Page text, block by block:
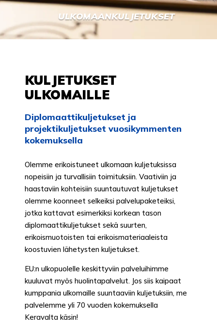
ULKOMAANKULJETUKSET
KULJETUKSET
ULKOMAILLE
Diplomaattikuljetukset ja
projektikuljetukset vuosikymmenten
kokemuksella
Olemme erikoistuneet ulkomaan kuljetuksissa
nopeisiin ja turvallisiin toimituksiin. Vaativiin ja
haastaviin kohteisiin suuntautuvat kuljetukset
olemme koonneet selkeiksi palvelupaketeiksi,
jotka kattavat esimerkiksi korkean tason
diplomaattikuljetukset sekä suurten,
erikoismuotoisten tai erikoismateriaaleista
koostuvien lähetysten kuljetukset.
EU:n ulkopuolelle keskittyviin palveluihimme
kuuluvat myös huolintapalvelut. Jos siis kaipaat
kumppania ulkomaille suuntaaviin kuljetuksiin, me
palvelemme yli 70 vuoden kokemuksella
Keravalta käsin!